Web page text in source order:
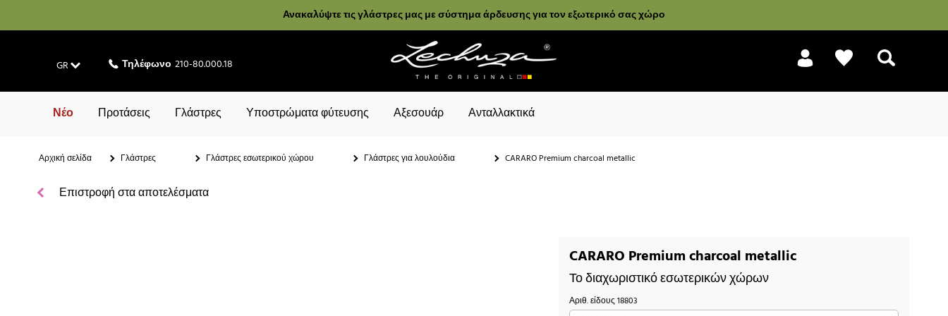
Ανακαλύψτε τις γλάστρες μας με σύστημα άρδευσης για τον εξωτερικό σας χώρο
GR Τηλέφωνο 210-80.000.18
Νέο Προτάσεις Γλάστρες Υποστρώματα φύτευσης Αξεσουάρ Ανταλλακτικά
Αρχική σελίδα Γλάστρες Γλάστρες εσωτερικού χώρου Γλάστρες για λουλούδια CARARO Premium charcoal metallic
Επιστροφή στα αποτελέσματα
CARARO Premium charcoal metallic
Το διαχωριστικό εσωτερικών χώρων
Αριθ. είδους18803